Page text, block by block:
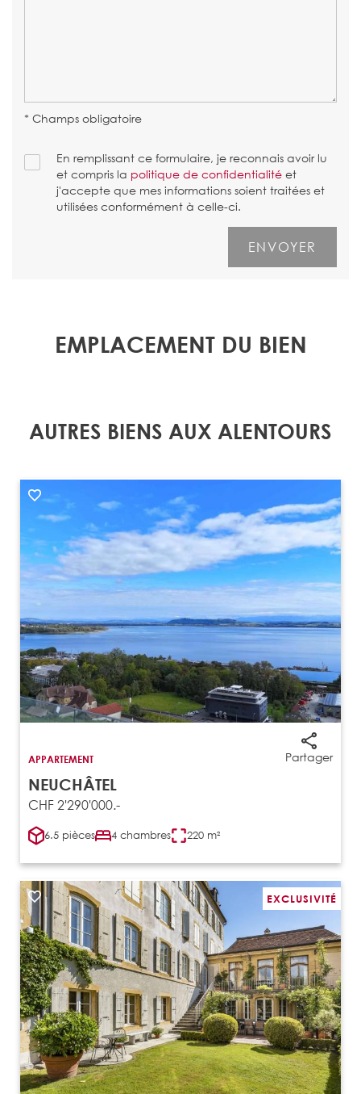
* Champs obligatoire
En remplissant ce formulaire, je reconnais avoir lu
et compris la politique de confidentialité et
j'accepte que mes informations soient traitées et
utilisées conformément à celle-ci.
EMPLACEMENT DU BIEN
AUTRES BIENS AUX ALENTOURS
Partager
APPARTEMENT
NEUCHÂTEL
CHF 2'290'000.-
6.5 pièces 4 chambres 220 m²
EXCLUSIVITÉ